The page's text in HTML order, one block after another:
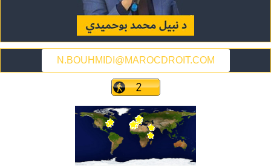
N.BOUHMIDI@MAROCDROIT.COM